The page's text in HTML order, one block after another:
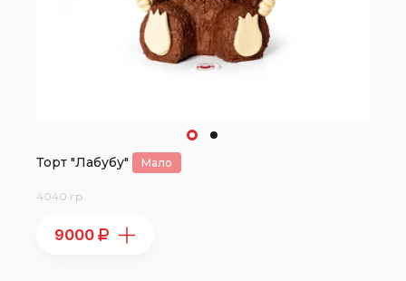
Торт "Лабубу" Мало
4040 гр.
9000